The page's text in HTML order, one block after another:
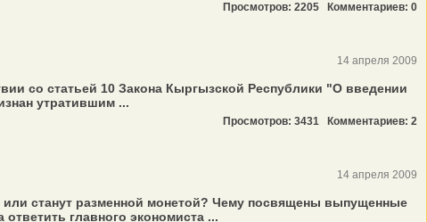
Просмотров: 2205 Комментариев: 0
14 апреля 2009
со статьей 10 Закона Кыргызской Республики "О введении
утратившим ...
Просмотров: 3431 Комментариев: 2
14 апреля 2009
станут разменной монетой? Чему посвящены выпущенные
главного экономиста ...